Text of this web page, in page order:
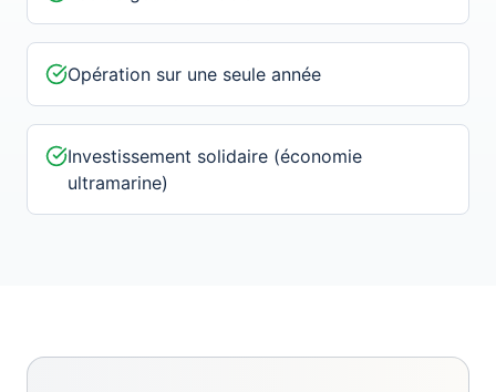
Opération sur une seule année
Investissement solidaire (économie
ultramarine)